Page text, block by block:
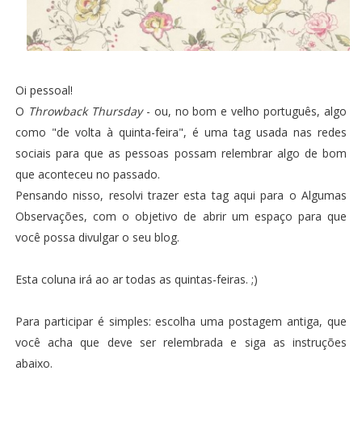
Oi pessoal!
O Throwback Thursday- ou, no bom e velho português, algo
como "de volta à quinta-feira", é uma tag usada nas redes
sociais para que as pessoas possam relembrar algo de bom
que aconteceu no passado.
Pensando nisso, resolvi trazer esta tag aqui para o Algumas
Observações, com o objetivo de abrir um espaço para que
você possa divulgar o seu blog.
Esta coluna irá ao ar todas as quintas-feiras. ;)
Para participar é simples: escolha uma postagem antiga, que
você acha que deve ser relembrada e siga as instruções
abaixo.